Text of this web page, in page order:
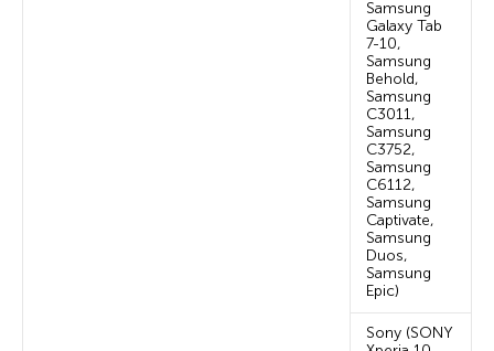
Samsung
Galaxy Tab
7-10,
Samsung
Behold,
Samsung
C3011,
Samsung
C3752,
Samsung
C6112,
Samsung
Captivate,
Samsung
Duos,
Samsung
Epic)
Sony (SONY